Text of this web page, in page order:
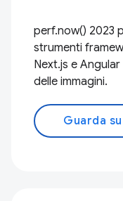
perf.now() 2023
strumenti
Next.js e
delle immagini.
Guarda